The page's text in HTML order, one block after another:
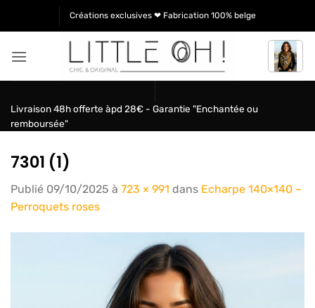
Créations exclusives ❤ Fabrication 100% belge
Livraison 48h offerte àpd 28€ - Garantie "Enchantée ou
remboursée"
7301 (1)
Publié 09/10/2025 à 723 × 991 dans Echarpe 140×140 –
Perroquets roses